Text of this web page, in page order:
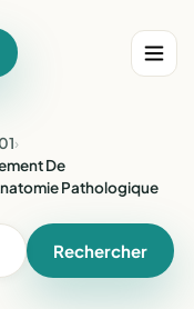
›
De
Pathologique
Rechercher